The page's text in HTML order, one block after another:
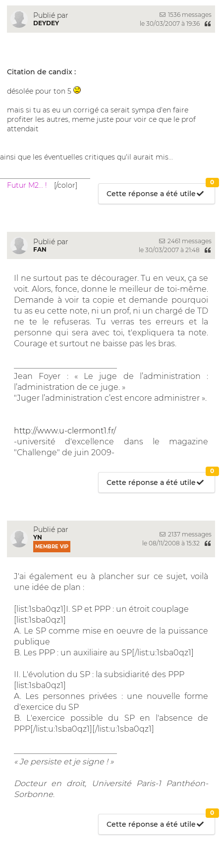
Publié par
DEYDEY
1536 messages
le 30/03/2007 à 19:36
Citation de candix :
désolée pour ton 5
mais si tu as eu un corrigé ca serait sympa d'en faire
profiter les autres, meme juste pour voir ce que le prof
attendait
ainsi que les éventuelles critiques qu'il aurait mis...
Futur M2... !
[/color]
Cette réponse a été utile
0
Publié par
FAN
2461 messages
le 30/03/2007 à 21:48
Il ne surtout pas te décourager. Tu en veux, ça se
voit. Alors, fonce, donne le meilleur de toi-même.
Demande à voir ta copie et demande pourquoi
tu as eu cette note, ni un prof, ni un chargé de TD
ne te le refuseras. Tu verras tes erreurs et la
personne qui sera avec toi, t'expliquera ta note.
Courage et surtout ne baisse pas les bras.
Jean Foyer : « Le juge de l’administration :
l’administration de ce juge. »
"Juger l’administration c’est encore administrer ».
http://www.u-clermont1.fr/
-université d'excellence dans le magazine
"Challenge" de juin 2009-
Cette réponse a été utile
0
Publié par
YN
MEMBRE VIP
2137 messages
le 08/11/2008 à 15:32
J'ai également eu à plancher sur ce sujet, voilà
une idée de plan :
[list:1sba0qz1]I. SP et PPP : un étroit couplage
[list:1sba0qz1]
A. Le SP comme mise en oeuvre de la puissance
publique
B. Les PPP : un auxiliaire au SP[/list:u:1sba0qz1]
II. L'évolution du SP : la subsidiarité des PPP
[list:1sba0qz1]
A. Les personnes privées : une nouvelle forme
d'exercice du SP
B. L'exercice possible du SP en l'absence de
PPP[/list:u:1sba0qz1][/list:u:1sba0qz1]
« Je persiste et je signe ! »
Docteur en droit, Université Paris-1 Panthéon-
Sorbonne
Cette réponse a été utile
0